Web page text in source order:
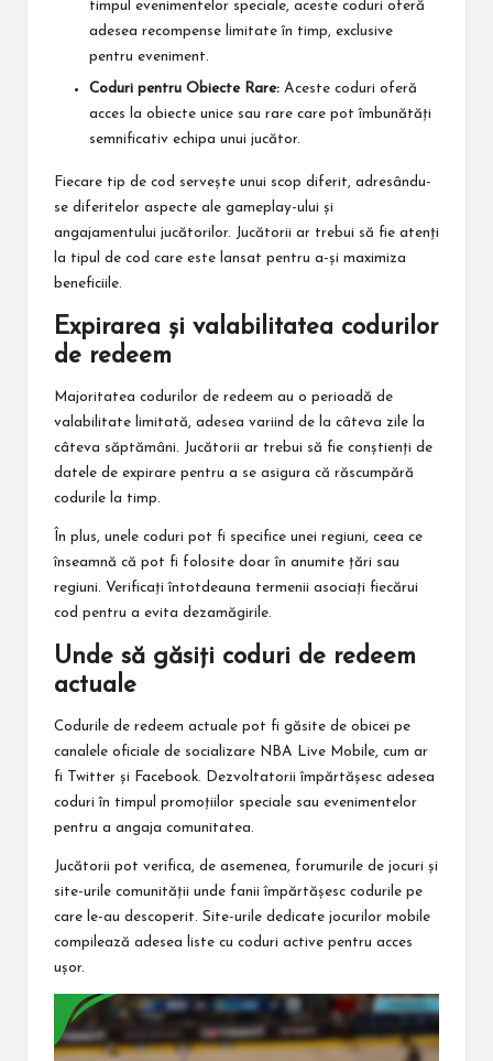
timpul evenimentelor speciale, aceste coduri oferă
adesea recompense limitate în timp, exclusive
pentru eveniment.
Coduri pentru Obiecte Rare: Aceste coduri oferă
acces la obiecte unice sau rare care pot îmbunătăți
semnificativ echipa unui jucător.
Fiecare tip de cod servește unui scop diferit, adresându-
se diferitelor aspecte ale gameplay-ului și
angajamentului jucătorilor. Jucătorii ar trebui să fie atenți
la tipul de cod care este lansat pentru a-și maximiza
beneficiile.
Expirarea și valabilitatea codurilor
de redeem
Majoritatea codurilor de redeem au o perioadă de
valabilitate limitată, adesea variind de la câteva zile la
câteva săptămâni. Jucătorii ar trebui să fie conștienți de
datele de expirare pentru a se asigura că răscumpără
codurile la timp.
În plus, unele coduri pot fi specifice unei regiuni, ceea ce
înseamnă că pot fi folosite doar în anumite țări sau
regiuni. Verificați întotdeauna termenii asociați fiecărui
cod pentru a evita dezamăgirile.
Unde să găsiți coduri de redeem
actuale
Codurile de redeem actuale pot fi găsite de obicei pe
canalele oficiale de socializare NBA
Live Mobile , cum ar
fi Twitter și Facebook. Dezvoltatorii împărtășesc adesea
coduri în timpul promoțiilor speciale sau evenimentelor
pentru a angaja comunitatea.
Jucătorii pot verifica, de asemenea, forumurile de jocuri și
site-urile comunității unde fanii împărtășesc codurile pe
care le-au descoperit. Site-urile dedicate jocurilor mobile
compilează adesea liste cu coduri active pentru acces
ușor.